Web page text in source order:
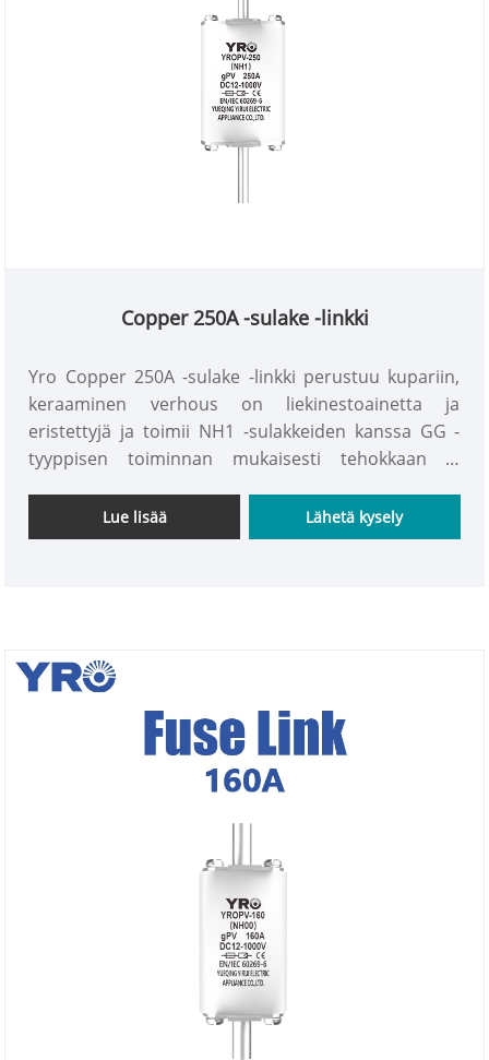
Copper 250A -sulake -linkki
Yro Copper 250A -sulake -linkki perustuu kupariin,
keraaminen verhous on liekinestoainetta ja
eristettyjä ja toimii NH1 -sulakkeiden kanssa GG -
tyyppisen toiminnan mukaisesti tehokkaan ja
nimellisvirtapiirille.
Lue lisää Lähetä kysely